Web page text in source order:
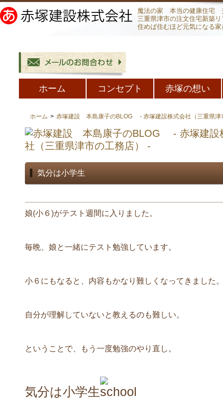
魔法の家 本当の健康住宅
三重県津市の注文住宅新築
住めば住むほど元気になる
ホーム コンセプト 赤塚の想い
ホーム > 赤塚建設 本島康子のBLOG - 赤塚建設株式会社（三重県津
気分は小学生
娘(小６)がテスト週間に入りました。
毎晩、娘と一緒にテスト勉強しています。
小６にもなると、内容もかなり難しくなってきました
自分が理解していないと教えるのも難しい。
ということで、もう一度勉強のやり直し。
気分は小学生